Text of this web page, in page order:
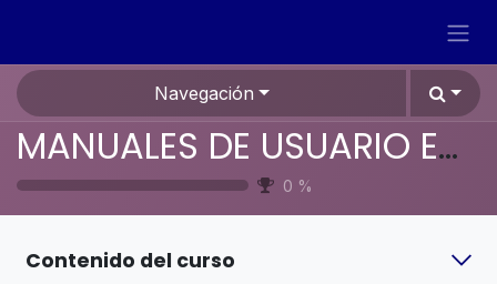
Navegación
MANUALES DE USUARIO EN ESPAÑOL ODOO 19
0 %
Contenido del curso